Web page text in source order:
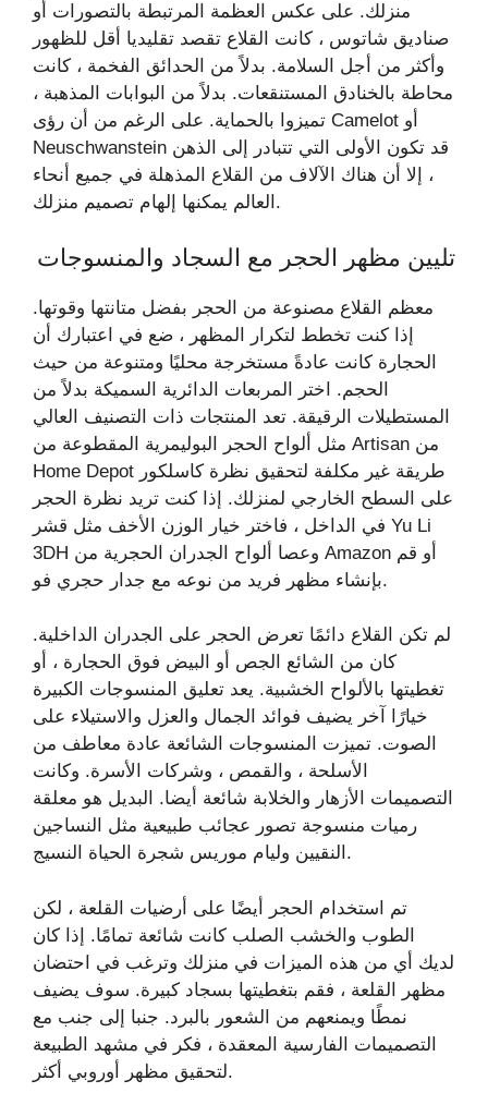
منزلك. على عكس العظمة المرتبطة بالتصورات أو
صناديق شاتوس ، كانت القلاع تقصد تقليديا أقل للظهور
وأكثر من أجل السلامة. بدلاً من الحدائق الفخمة ، كانت
محاطة بالخنادق المستنقعات. بدلاً من البوابات المذهبة ،
تميزوا بالحماية. على الرغم من أن رؤى Camelot أو
Neuschwanstein قد تكون الأولى التي تتبادر إلى الذهن
، إلا أن هناك الآلاف من القلاع المذهلة في جميع أنحاء
العالم يمكنها إلهام تصميم منزلك.
تليين مظهر الحجر مع السجاد والمنسوجات
معظم القلاع مصنوعة من الحجر بفضل متانتها وقوتها.
إذا كنت تخطط لتكرار المظهر ، ضع في اعتبارك أن
الحجارة كانت عادةً مستخرجة محليًا ومتنوعة من حيث
الحجم. اختر المربعات الدائرية السميكة بدلاً من
المستطيلات الرقيقة. تعد المنتجات ذات التصنيف العالي
مثل ألواح الحجر البوليمرية المقطوعة من Artisan من
Home Depot طريقة غير مكلفة لتحقيق نظرة كاسلكور
على السطح الخارجي لمنزلك. إذا كنت تريد نظرة الحجر
في الداخل ، فاختر خيار الوزن الأخف مثل قشر Yu Li
3DH وعصا ألواح الجدران الحجرية من Amazon أو قم
بإنشاء مظهر فريد من نوعه مع جدار حجري فو.
لم تكن القلاع دائمًا تعرض الحجر على الجدران الداخلية.
كان من الشائع الجص أو البيض فوق الحجارة ، أو
تغطيتها بالألواح الخشبية. يعد تعليق المنسوجات الكبيرة
خيارًا آخر يضيف فوائد الجمال والعزل والاستيلاء على
الصوت. تميزت المنسوجات الشائعة عادة معاطف من
الأسلحة ، والقمص ، وشركات الأسرة. وكانت
التصميمات الأزهار والخلابة شائعة أيضا. البديل هو معلقة
رميات منسوجة تصور عجائب طبيعية مثل النساجين
النقيين وليام موريس شجرة الحياة النسيج.
تم استخدام الحجر أيضًا على أرضيات القلعة ، لكن
الطوب والخشب الصلب كانت شائعة تمامًا. إذا كان
لديك أي من هذه الميزات في منزلك وترغب في احتضان
مظهر القلعة ، فقم بتغطيتها بسجاد كبيرة. سوف يضيف
نمطًا ويمنعهم من الشعور بالبرد. جنبا إلى جنب مع
التصميمات الفارسية المعقدة ، فكر في مشهد الطبيعة
لتحقيق مظهر أوروبي أكثر.